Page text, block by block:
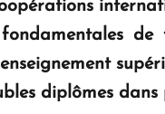
diplômes